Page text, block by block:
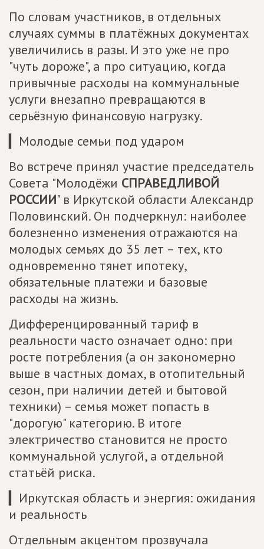
По словам участников, в отдельных
случаях суммы в платёжных документах
увеличились в разы. И это уже не про
"чуть дороже", а про ситуацию, когда
привычные расходы на коммунальные
услуги внезапно превращаются в
серьёзную финансовую нагрузку.
▎Молодые семьи под ударом
Во встрече принял участие председатель
Совета "Молодёжи СПРАВЕДЛИВОЙ
РОССИИ" в Иркутской области Александр
Половинский. Он подчеркнул: наиболее
болезненно изменения отражаются на
молодых семьях до 35 лет – тех, кто
одновременно тянет ипотеку,
обязательные платежи и базовые
расходы на жизнь.
Дифференцированный тариф в
реальности часто означает одно: при
росте потребления (а он закономерно
выше в частных домах, в отопительный
сезон, при наличии детей и бытовой
техники) – семья может попасть в
"дорогую" категорию. В итоге
электричество становится не просто
коммунальной услугой, а отдельной
статьёй риска.
▎Иркутская область и энергия: ожидания
и реальность
Отдельным акцентом прозвучала